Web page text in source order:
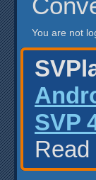
You are not
SVP
Read